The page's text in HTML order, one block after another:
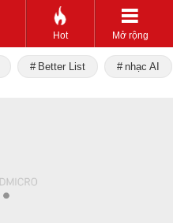
Hot Mở rộng
Better List nhạc AI